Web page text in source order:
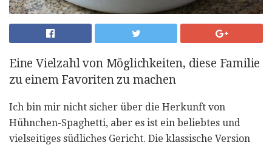
Eine Vielzahl von Möglichkeiten, diese Familie
zu einem Favoriten zu machen
Ich bin mir nicht sicher über die Herkunft von
Hühnchen-Spaghetti, aber es ist ein beliebtes und
vielseitiges südliches Gericht. Die klassische Version